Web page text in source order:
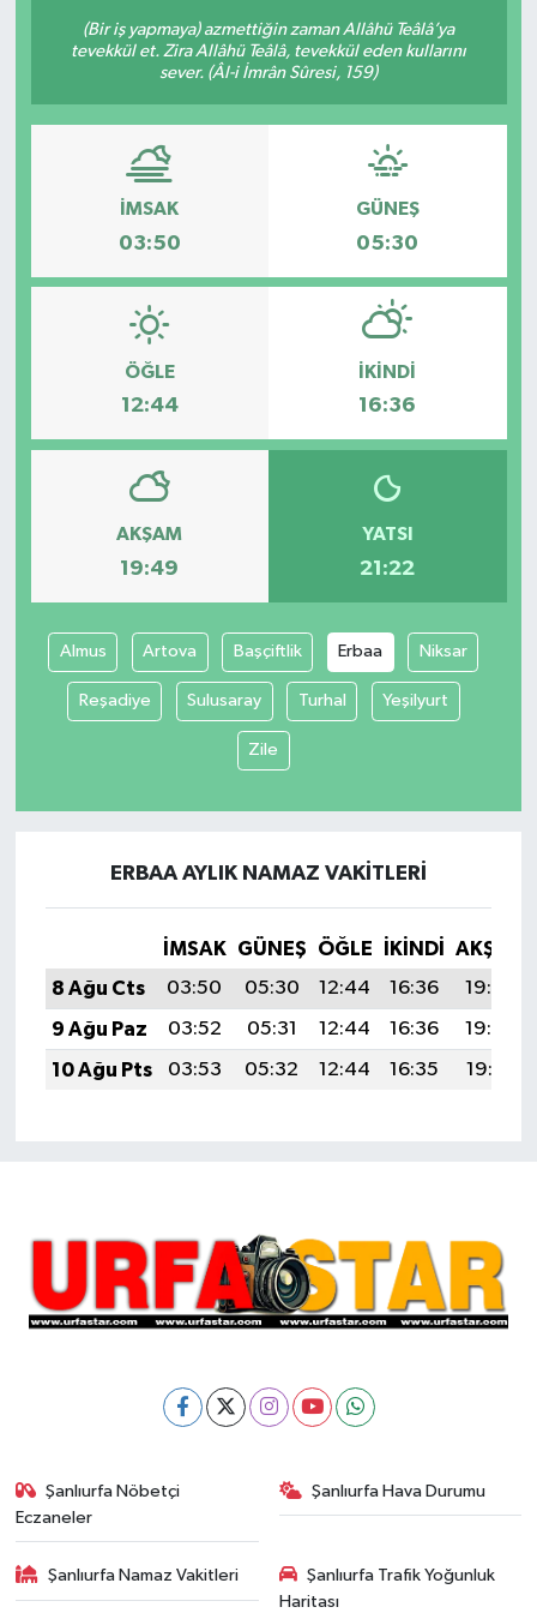
(Bir iş yapmaya) azmettiğin zaman Allâhü Teâlâ’ya
tevekkül et. Zira Allâhü Teâlâ, tevekkül eden kullarını
sever. (Âl-i İmrân Sûresi, 159)
İMSAK
03:50
GÜNEŞ
05:30
ÖĞLE
12:44
İKINDI
16:36
AKŞAM
19:49
YATSI
21:22
Almus Artova Başçiftlik Erbaa Niksar
Reşadiye Sulusaray Turhal Yeşilyurt
Zile
ERBAA AYLIK NAMAZ VAKITLERI
İMSAK GÜNEŞ ÖĞLE İKINDI
AKŞAM
8 Ağu Cts
03:50 05:30 12:44 16:36
19:49
9 Ağu Paz
03:52 05:31 12:44 16:36
19:48
10 Ağu Pts
03:53 05:32 12:44 16:35 19:47
Şanlıurfa Nöbetçi
Eczaneler
Şanlıurfa Hava Durumu
Şanlıurfa Namaz Vakitleri
Şanlıurfa Trafik Yoğunluk
Haritası